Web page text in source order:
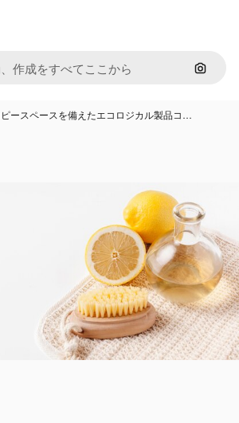
画像で
ースペースを備えたエコロジカル製品コ…